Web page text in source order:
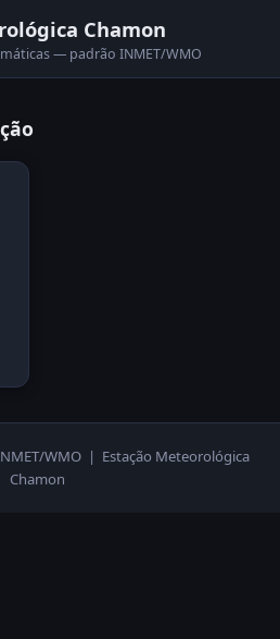
Chamon
— padrão INMET/WMO
WMO | Estação Meteorológica
Chamon